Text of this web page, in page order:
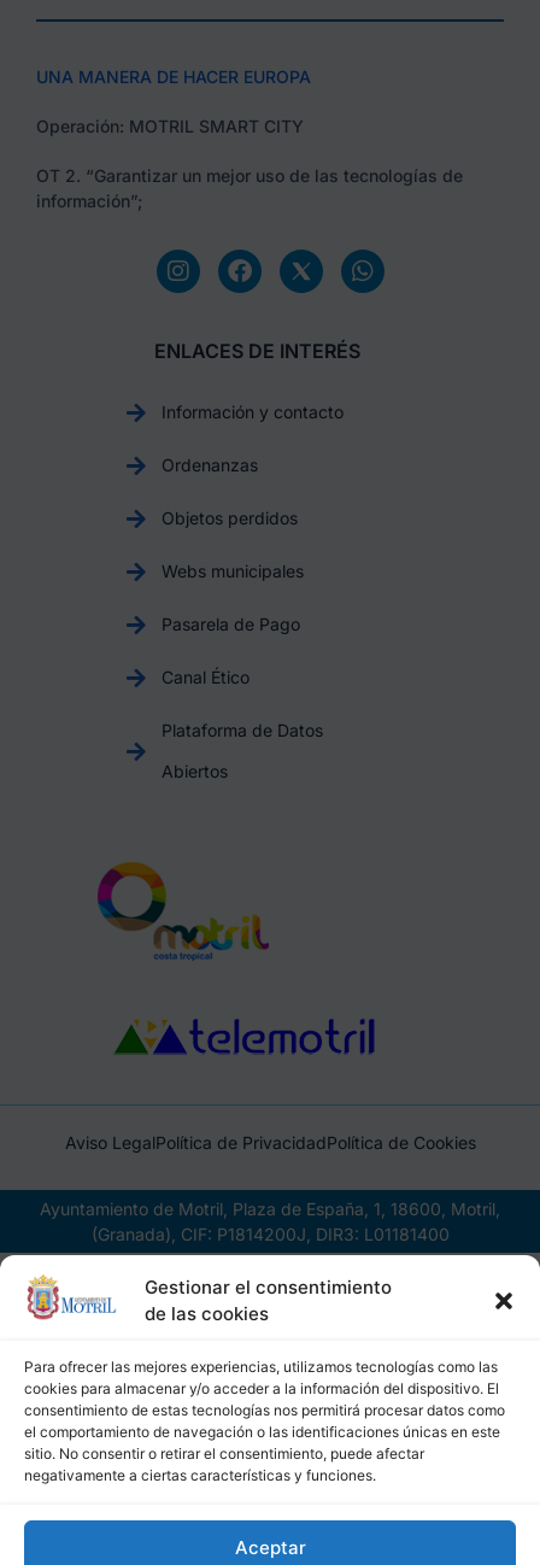
Gestionar el consentimiento
de las cookies
Para ofrecer las mejores experiencias, utilizamos tecnologías como las
cookies para almacenar y/o acceder a la información del dispositivo. El
consentimiento de estas tecnologías nos permitirá procesar datos como
el comportamiento de navegación o las identificaciones únicas en este
sitio. No consentir o retirar el consentimiento, puede afectar
negativamente a ciertas características y funciones.
Aceptar
UNA MANERA DE HACER EUROPA
Operación: MOTRIL SMART CITY
OT 2. “Garantizar un mejor uso de las tecnologías de
información”;
ENLACES DE INTERÉS
Información y contacto
Ordenanzas
Objetos perdidos
Webs municipales
Pasarela de Pago
Canal Ético
Plataforma de Datos
Abiertos
Aviso LegalPolítica de PrivacidadPolítica de Cookies
Ayuntamiento de Motril, Plaza de España, 1, 18600, Motril,
(Granada), CIF: P1814200J, DIR3: L01181400